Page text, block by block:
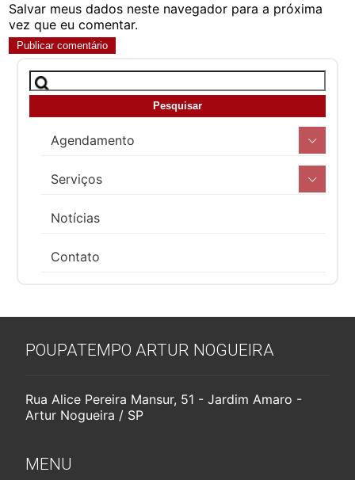
Salvar meus dados neste navegador para a próxima
vez que eu comentar.
Agendamento
Serviços
Notícias
Contato
POUPATEMPO ARTUR NOGUEIRA
Rua Alice Pereira Mansur, 51 - Jardim Amaro -
Artur Nogueira / SP
MENU